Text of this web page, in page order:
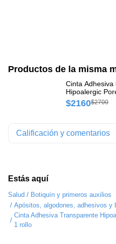
Estás aquí
Salud / Botiquín y primeros auxilios
/ Apósitos, algodones, adhesivos y
/
Cinta Adhesiva Transparente
1 rollo
Productos de la misma
Cinta Adhesiva
Hipoalergic
m caja x 1 rollo
$2160$2700
Calificación y comentarios